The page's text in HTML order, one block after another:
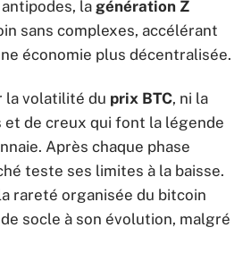
la génération Z
sans complexes, accélérant
économie plus décentralisée.
la volatilité du prix BTC, ni la
et de creux qui font la légende
Après chaque phase
teste ses limites à la baisse.
rareté organisée du bitcoin
socle à son évolution, malgré